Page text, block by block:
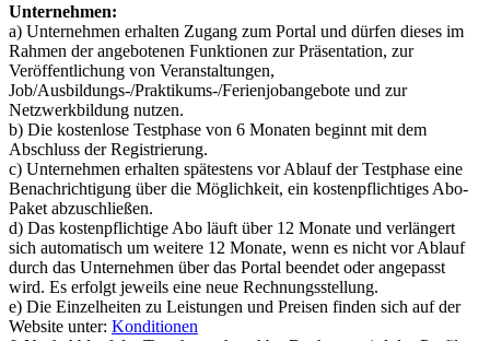
Unternehmen:
a) Unternehmen erhalten Zugang zum Portal und dürfen dieses im
Rahmen der angebotenen Funktionen zur Präsentation, zur
Veröffentlichung von Veranstaltungen,
Job/Ausbildungs-/Praktikums-/Ferienjobangebote und zur
Netzwerkbildung nutzen.
b) Die kostenlose Testphase von 6 Monaten beginnt mit dem
Abschluss der Registrierung.
c) Unternehmen erhalten spätestens vor Ablauf der Testphase eine
Benachrichtigung über die Möglichkeit, ein kostenpflichtiges Abo-
Paket abzuschließen.
d) Das kostenpflichtige Abo läuft über 12 Monate und verlängert
sich automatisch um weitere 12 Monate, wenn es nicht vor Ablauf
durch das Unternehmen über das Portal beendet oder angepasst
wird. Es erfolgt jeweils eine neue Rechnungsstellung.
e) Die Einzelheiten zu Leistungen und Preisen finden sich auf der
Website unter: Konditionen